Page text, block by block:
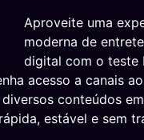
Aproveite uma
moderna de
digital com o teste
acesso a canais
conteúdos
estável e sem